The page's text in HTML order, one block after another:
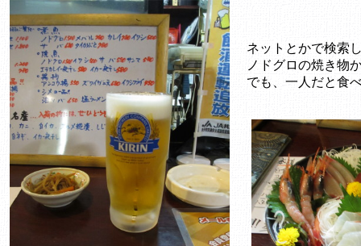
ネットとかで検索
ノドグロの焼き物
でも、一人だと食